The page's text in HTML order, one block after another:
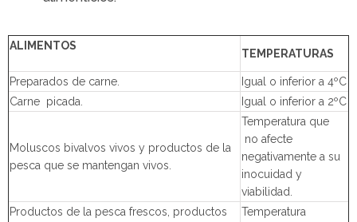
ALIMENTOS
TEMPERATURAS
Preparados de carne.
Igual o inferior a 4ºC
Carne picada.
Igual o inferior a 2ºC
Moluscos bivalvos vivos y productos de la
pesca que se mantengan vivos.
Temperatura que
no afecte
negativamente a su
inocuidad y
viabilidad.
Productos de la pesca frescos, productos
Temperatura